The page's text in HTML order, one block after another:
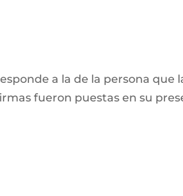
a la de la persona que
fueron puestas en su